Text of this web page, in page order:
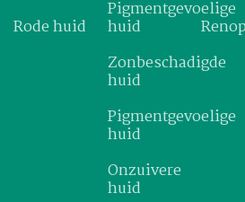
Rode huid
Pigmentgevoelige
huid
Zonbeschadigde
huid
Pigmentgevoelige
huid
Onzuivere
huid